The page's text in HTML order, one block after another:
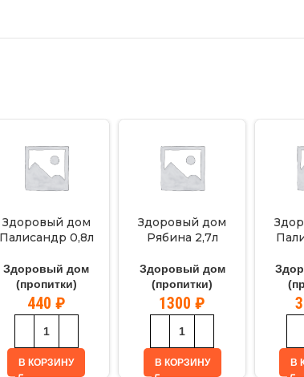
Здоровый дом
Палисандр 0,8л
Здоровый дом
(пропитки)
440 ₽
В КОРЗИНУ
Здоровый дом
Рябина 2,7л
Здоровый дом
(пропитки)
1300₽
В КОРЗИНУ В